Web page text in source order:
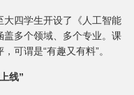
大四学生开设了《人工智能
多个领域、多个专业。课
可谓是“有趣又有料”。
线”